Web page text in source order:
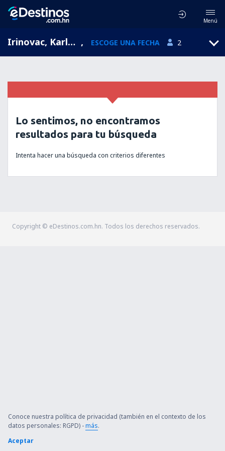
Menú
Irinovac, Karlovac, Croacia , ESCOGE UNA FECHA 2
Lo sentimos, no encontramos
resultados para tu búsqueda
Intenta hacer una búsqueda con criterios diferentes
Copyright © eDestinos.com.hn. Todos los derechos reservados.
Conoce nuestra política de privacidad (también en el contexto de los
datos personales: RGPD) -más.
Aceptar